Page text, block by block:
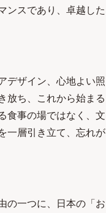
ンスであり、卓越した
デザイン、心地よい照
放ち、これから始まる
食事の場ではなく、文
一層引き立て、忘れが
の一つに、日本の「お